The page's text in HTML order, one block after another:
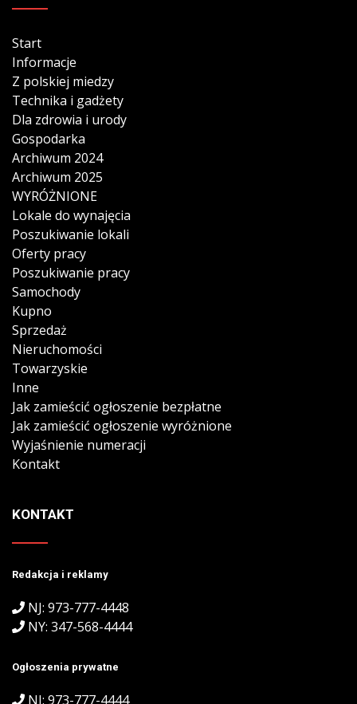
Start
Informacje
Z polskiej miedzy
Technika i gadżety
Dla zdrowia i urody
Gospodarka
Archiwum 2024
Archiwum 2025
WYRÓŻNIONE
Lokale do wynajęcia
Poszukiwanie lokali
Oferty pracy
Poszukiwanie pracy
Samochody
Kupno
Sprzedaż
Nieruchomości
Towarzyskie
Inne
Jak zamieścić ogłoszenie bezpłatne
Jak zamieścić ogłoszenie wyróżnione
Wyjaśnienie numeracji
Kontakt
KONTAKT
Redakcja i reklamy
NJ: 973-777-4448
NY: 347-568-4444
Ogłoszenia prywatne
NJ: 973-777-4444